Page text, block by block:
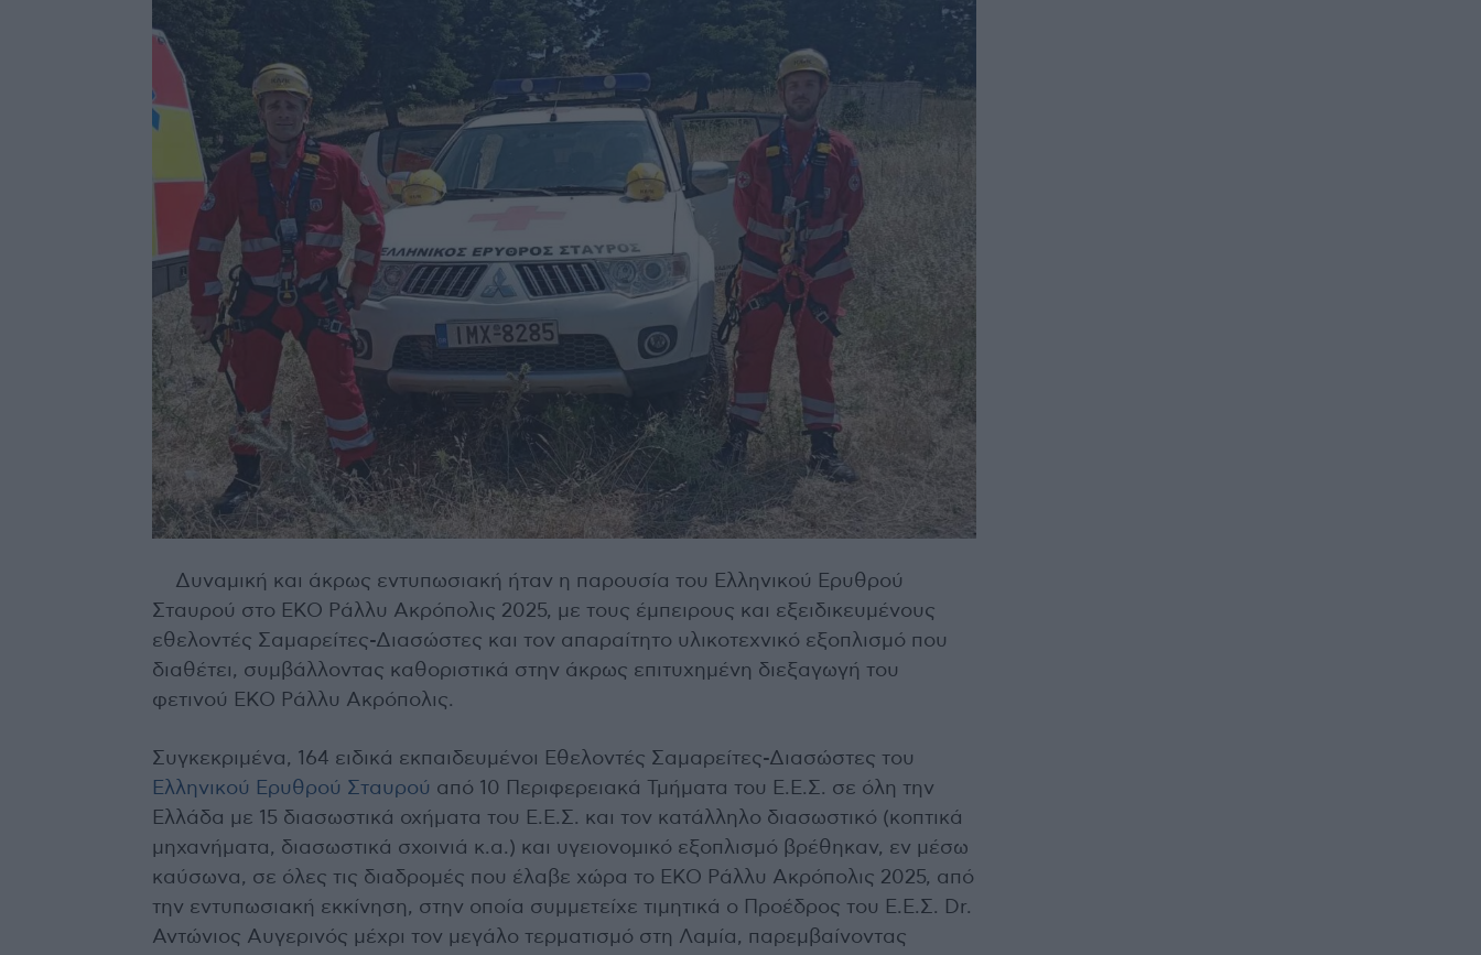
Δυναμική και άκρως εντυπωσιακή ήταν η παρουσία του Ελληνικού Ερυθρού
Σταυρού στο ΕΚΟ Ράλλυ Ακρόπολις 2025, με τους έμπειρους και εξειδικευμένους
εθελοντές Σαμαρείτες-Διασώστες και τον απαραίτητο υλικοτεχνικό εξοπλισμό που
διαθέτει, συμβάλλοντας καθοριστικά στην άκρως επιτυχημένη διεξαγωγή του
φετινού ΕΚΟ Ράλλυ Ακρόπολις.
Συγκεκριμένα, 164 ειδικά εκπαιδευμένοι Εθελοντές Σαμαρείτες-Διασώστες του
Ελληνικού Ερυθρού Σταυρού από 10 Περιφερειακά Τμήματα του Ε.Ε.Σ. σε όλη την
Ελλάδα με 15 διασωστικά οχήματα του Ε.Ε.Σ. και τον κατάλληλο διασωστικό (κοπτικά
μηχανήματα, διασωστικά σχοινιά κ.α.) και υγειονομικό εξοπλισμό βρέθηκαν, εν μέσω
καύσωνα, σε όλες τις διαδρομές που έλαβε χώρα το ΕΚΟ Ράλλυ Ακρόπολις 2025, από
την εντυπωσιακή εκκίνηση, στην οποία συμμετείχε τιμητικά ο Προέδρος του Ε.Ε.Σ. Dr.
Αντώνιος Αυγερινός μέχρι τον μεγάλο τερματισμό στη Λαμία, παρεμβαίνοντας